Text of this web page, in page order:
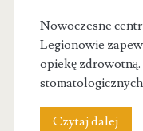
Nowoczesne
Legionowie
opiekę zdrowotną.
Czytaj dalej